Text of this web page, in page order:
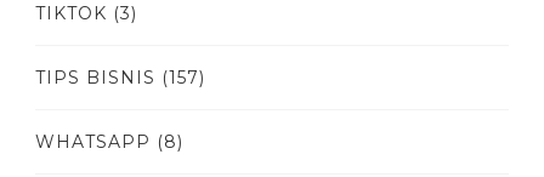
TIKTOK (3)
TIPS BISNIS (157)
WHATSAPP (8)